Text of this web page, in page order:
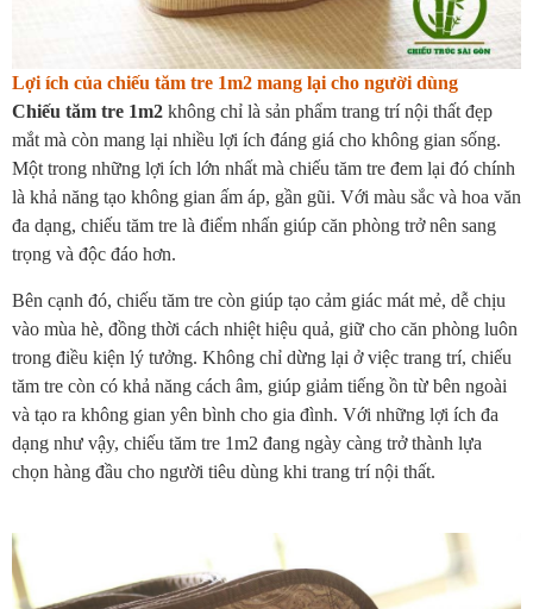
Lợi ích của chiếu tăm tre 1m2 mang lại cho người dùng
Chiếu tăm tre 1m2 không chỉ là sản phẩm trang trí nội thất đẹp
mắt mà còn mang lại nhiều lợi ích đáng giá cho không gian sống.
Một trong những lợi ích lớn nhất mà chiếu tăm tre đem lại đó chính
là khả năng tạo không gian ấm áp, gần gũi. Với màu sắc và hoa văn
đa dạng, chiếu tăm tre là điểm nhấn giúp căn phòng trở nên sang
trọng và độc đáo hơn.
Bên cạnh đó, chiếu tăm tre còn giúp tạo cảm giác mát mẻ, dễ chịu
vào mùa hè, đồng thời cách nhiệt hiệu quả, giữ cho căn phòng luôn
trong điều kiện lý tưởng. Không chỉ dừng lại ở việc trang trí, chiếu
tăm tre còn có khả năng cách âm, giúp giảm tiếng ồn từ bên ngoài
và tạo ra không gian yên bình cho gia đình. Với những lợi ích đa
dạng như vậy, chiếu tăm tre 1m2 đang ngày càng trở thành lựa
chọn hàng đầu cho người tiêu dùng khi trang trí nội thất.